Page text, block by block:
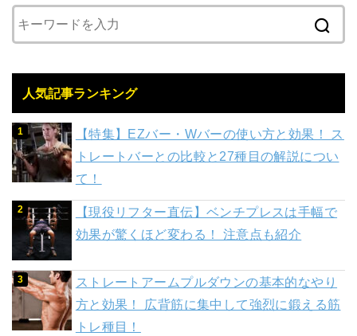
人気記事ランキング
【特集】EZバー・Wバーの使い方と効果！ ス
トレートバーとの比較と27種目の解説につい
て！
【現役リフター直伝】ベンチプレスは手幅で
効果が驚くほど変わる！ 注意点も紹介
ストレートアームプルダウンの基本的なやり
方と効果！ 広背筋に集中して強烈に鍛える筋
トレ種目！